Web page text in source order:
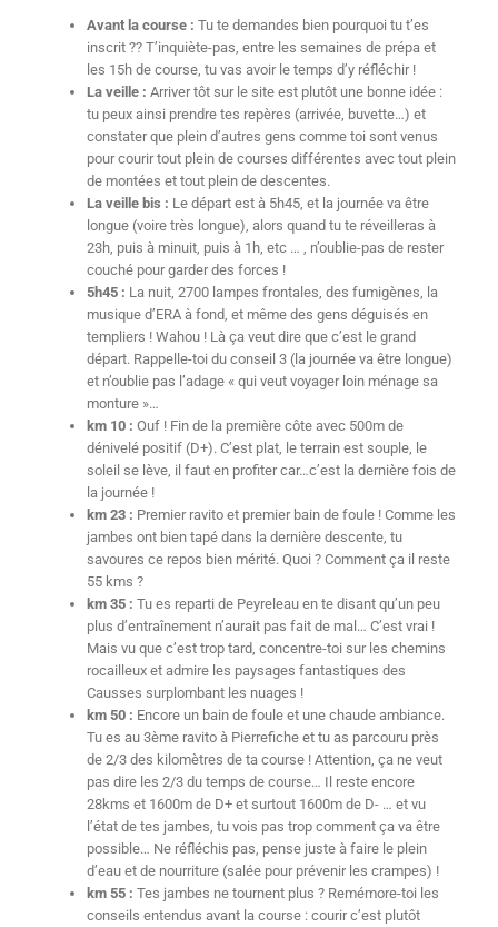
Avant la course : Tu te demandes bien pourquoi tu t’es
inscrit ?? T’inquiète-pas, entre les semaines de prépa et
les 15h de course, tu vas avoir le temps d’y réfléchir !
La veille : Arriver tôt sur le site est plutôt une bonne idée :
tu peux ainsi prendre tes repères (arrivée, buvette…) et
constater que plein d’autres gens comme toi sont venus
pour courir tout plein de courses différentes avec tout plein
de montées et tout plein de descentes.
La veille bis : Le départ est à 5h45, et la journée va être
longue (voire très longue), alors quand tu te réveilleras à
23h, puis à minuit, puis à 1h, etc … , n’oublie-pas de rester
couché pour garder des forces !
5h45 : La nuit, 2700 lampes frontales, des fumigènes, la
musique d’ERA à fond, et même des gens déguisés en
templiers ! Wahou ! Là ça veut dire que c’est le grand
départ. Rappelle-toi du conseil 3 (la journée va être longue)
et n’oublie pas l’adage « qui veut voyager loin ménage sa
monture »…
km 10 : Ouf ! Fin de la première côte avec 500m de
dénivelé positif (D+). C’est plat, le terrain est souple, le
soleil se lève, il faut en profiter car…c’est la dernière fois de
la journée !
km 23 : Premier ravito et premier bain de foule ! Comme les
jambes ont bien tapé dans la dernière descente, tu
savoures ce repos bien mérité. Quoi ? Comment ça il reste
55 kms ?
km 35 : Tu es reparti de Peyreleau en te disant qu’un peu
plus d’entraînement n’aurait pas fait de mal… C’est vrai !
Mais vu que c’est trop tard, concentre-toi sur les chemins
rocailleux et admire les paysages fantastiques des
Causses surplombant les nuages !
km 50 : Encore un bain de foule et une chaude ambiance.
Tu es au 3ème ravito à Pierrefiche et tu as parcouru près
de 2/3 des kilomètres de ta course ! Attention, ça ne veut
pas dire les 2/3 du temps de course… Il reste encore
28kms et 1600m de D+ et surtout 1600m de D- … et vu
l’état de tes jambes, tu vois pas trop comment ça va être
possible… Ne réfléchis pas, pense juste à faire le plein
d’eau et de nourriture (salée pour prévenir les crampes) !
km 55 : Tes jambes ne tournent plus ? Remémore-toi les
conseils entendus avant la course : courir c’est plutôt